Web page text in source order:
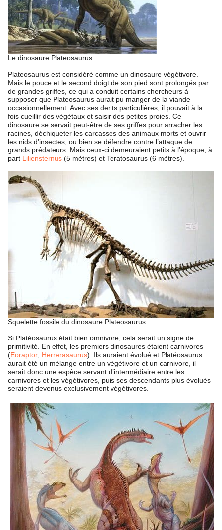
Le dinosaure Plateosaurus.
Plateosaurus est considéré comme un dinosaure végétivore.
Mais le pouce et le second doigt de son pied sont prolongés par
de grandes griffes, ce qui a conduit certains chercheurs à
supposer que Plateosaurus aurait pu manger de la viande
occasionnellement. Avec ses dents particulières, il pouvait à la
fois cueillir des végétaux et saisir des petites proies. Ce
dinosaure se servait peut-être de ses griffes pour arracher les
racines, déchiqueter les carcasses des animaux morts et ouvrir
les nids d’insectes, ou bien se défendre contre l’attaque de
grands prédateurs. Mais ceux-ci demeuraient petits à l’époque, à
part Liliensternus (5 mètres) et Teratosaurus (6 mètres).
Squelette fossile du dinosaure Plateosaurus.
Si Platéosaurus était bien omnivore, cela serait un signe de
primitivité. En effet, les premiers dinosaures étaient carnivores
(Eoraptor Herrerasaurus). Ils auraient évolué et Platéosaurus
aurait été un mélange entre un végétivore et un carnivore, il
serait donc une espèce servant d’intermédiaire entre les
carnivores et les végétivores, puis ses descendants plus évolués
seraient devenus exclusivement végétivores.